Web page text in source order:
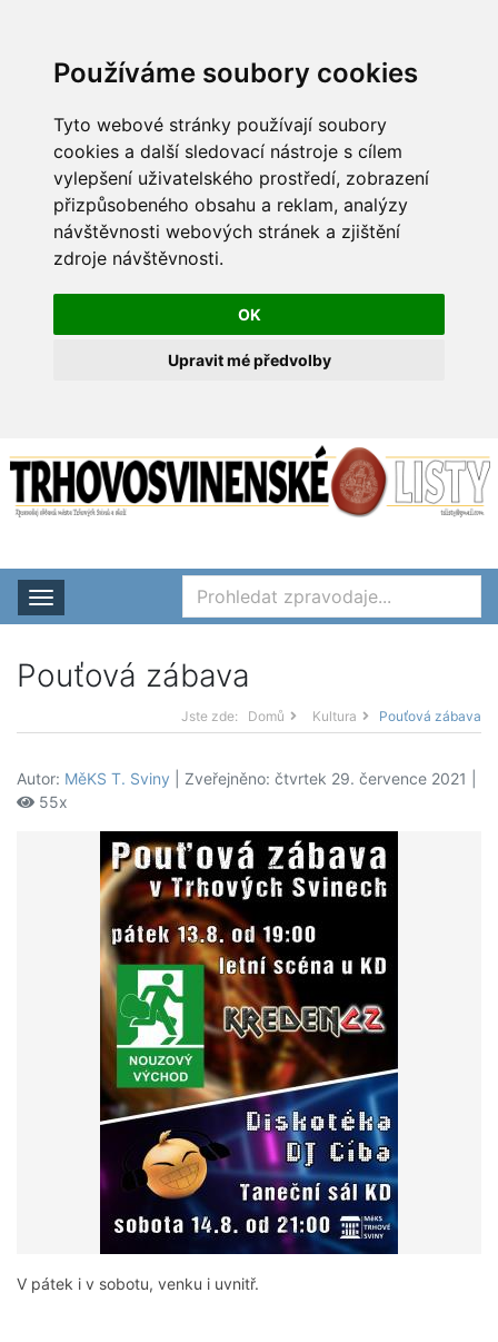
Používáme soubory cookies
Tyto webové stránky používají soubory
cookies a další sledovací nástroje s cílem
vylepšení uživatelského prostředí, zobrazení
přizpůsobeného obsahu a reklam, analýzy
návštěvnosti webových stránek a zjištění
zdroje návštěvnosti.
OK
Upravit mé předvolby
Rozbalit nabídku
Pouťová zábava
Jste zde: Domů Kultura Pouťová zábava
Autor: MěKS T. Sviny | Zveřejněno: čtvrtek 29. července 2021 |
55x
V pátek i v sobotu, venku i uvnitř.